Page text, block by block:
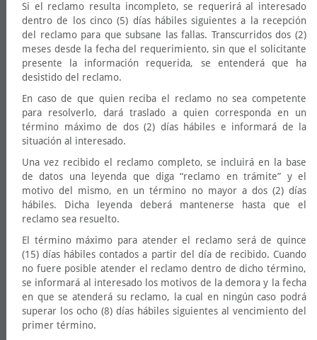
Si el reclamo resulta incompleto, se requerirá al interesado
dentro de los cinco (5) días hábiles siguientes a la recepción
del reclamo para que subsane las fallas. Transcurridos dos (2)
meses desde la fecha del requerimiento, sin que el solicitante
presente la información requerida, se entenderá que ha
desistido del reclamo.
En caso de que quien reciba el reclamo no sea competente
para resolverlo, dará traslado a quien corresponda en un
término máximo de dos (2) días hábiles e informará de la
situación al interesado.
Una vez recibido el reclamo completo, se incluirá en la base
de datos una leyenda que diga “reclamo en trámite” y el
motivo del mismo, en un término no mayor a dos (2) días
hábiles. Dicha leyenda deberá mantenerse hasta que el
reclamo sea resuelto.
El término máximo para atender el reclamo será de quince
(15) días hábiles contados a partir del día de recibido. Cuando
no fuere posible atender el reclamo dentro de dicho término,
se informará al interesado los motivos de la demora y la fecha
en que se atenderá su reclamo, la cual en ningún caso podrá
superar los ocho (8) días hábiles siguientes al vencimiento del
primer término.